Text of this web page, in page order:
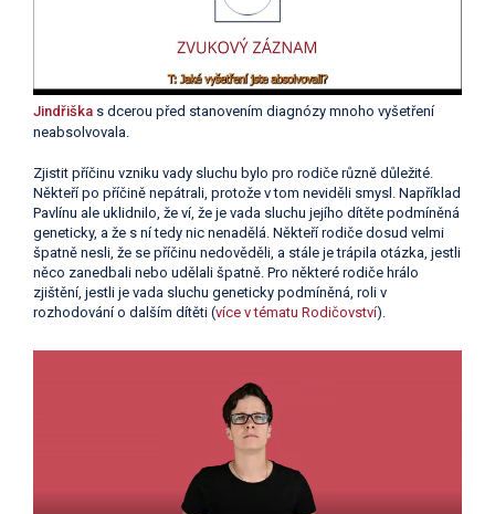
Jindřiška s dcerou před stanovením diagnózy mnoho vyšetření
neabsolvovala.
Zjistit příčinu vzniku vady sluchu bylo pro rodiče různě důležité.
Někteří po příčině nepátrali, protože v tom neviděli smysl. Například
Pavlínu ale uklidnilo, že ví, že je vada sluchu jejího dítěte podmíněná
geneticky, a že s ní tedy nic nenadělá. Někteří rodiče dosud velmi
špatně nesli, že se příčinu nedověděli, a stále je trápila otázka, jestli
něco zanedbali nebo udělali špatně. Pro některé rodiče hrálo
zjištění, jestli je vada sluchu geneticky podmíněná, roli v
rozhodování o dalším dítěti (více v tématu Rodičovství).